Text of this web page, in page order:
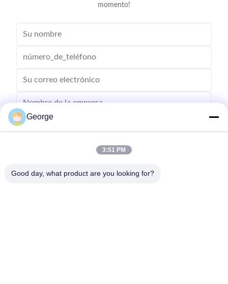
momento!
George
3:51 PM
Good day, what product are you looking for?